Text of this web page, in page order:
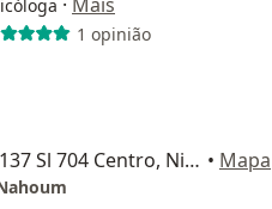
1 opinião
Rua da Conceição, 137 Sl 704 Centro, Niterói • Mapa